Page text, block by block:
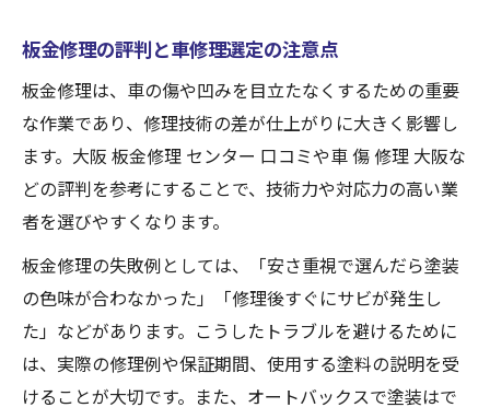
板金修理の評判と車修理選定の注意点
板金修理は、車の傷や凹みを目立たなくするための重要
な作業であり、修理技術の差が仕上がりに大きく影響し
ます。大阪 板金修理 センター 口コミや車 傷 修理 大阪な
どの評判を参考にすることで、技術力や対応力の高い業
者を選びやすくなります。
板金修理の失敗例としては、「安さ重視で選んだら塗装
の色味が合わなかった」「修理後すぐにサビが発生し
た」などがあります。こうしたトラブルを避けるために
は、実際の修理例や保証期間、使用する塗料の説明を受
けることが大切です。また、オートバックスで塗装はで